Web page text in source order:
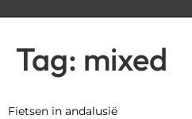
Tag: mixed
Fietsen in andalusië